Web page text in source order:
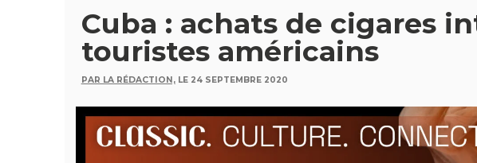
Cuba : achats de cigares
touristes américains
PAR LA RÉDACTION, LE 24 SEPTEMBRE 2020